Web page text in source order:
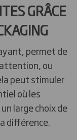
GRÂCE
permet de
ou
peut stimuler
où les
large choix de
différence.